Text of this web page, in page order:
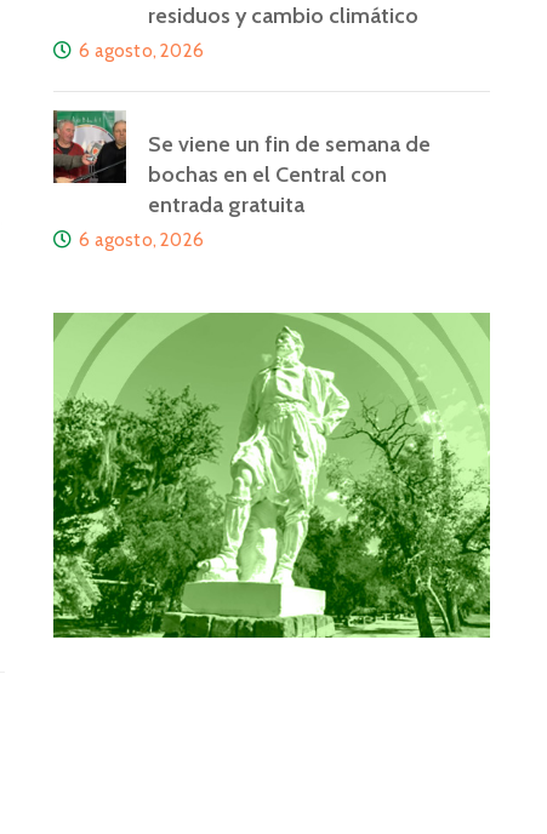
residuos y cambio climático
6 agosto, 2026
Se viene un fin de semana de
bochas en el Central con
entrada gratuita
6 agosto, 2026